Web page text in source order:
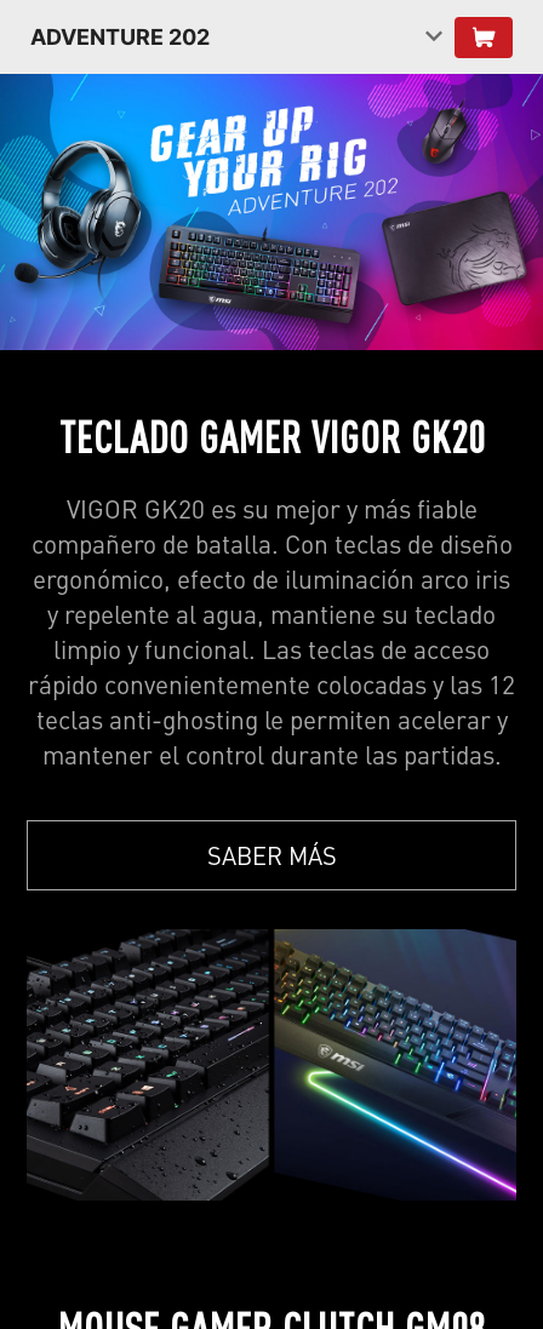
ADVENTURE 202
TECLADO GAMER VIGOR GK20
VIGOR GK20 es su mejor y más fiable
compañero de batalla. Con teclas de diseño
ergonómico, efecto de iluminación arco iris
y repelente al agua, mantiene su teclado
limpio y funcional. Las teclas de acceso
rápido convenientemente colocadas y las 12
teclas anti-ghosting le permiten acelerar y
mantener el control durante las partidas.
SABER MÁS